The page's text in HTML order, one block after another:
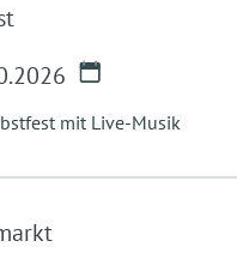
mit Live-Musik